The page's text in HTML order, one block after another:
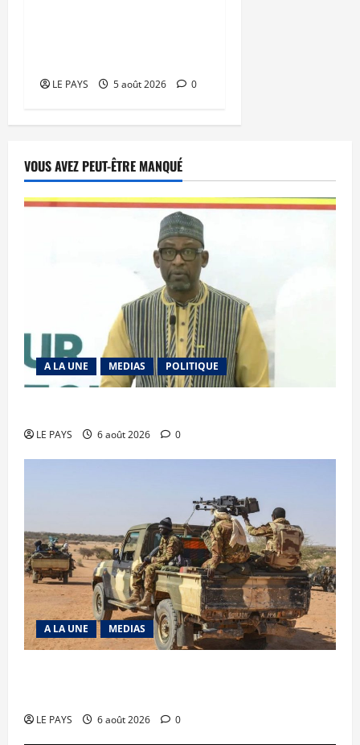
LE PAYS 5 août 2026 0
VOUS AVEZ PEUT-ÊTRE MANQUÉ
A LA UNE MEDIAS POLITIQUE
LE PAYS 6 août 2026 0
A LA UNE MEDIAS
LE PAYS 6 août 2026 0